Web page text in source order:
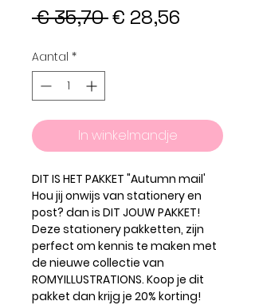
€ 35,70 Normale
€ 28,56
Aantal *
In winkelmandje
DIT IS HET PAKKET "Autumn mail'
Hou jij onwijs van stationery en
post? dan is DIT JOUW PAKKET!
Deze stationery pakketten, zijn
perfect om kennis te maken met
de nieuwe collectie van
ROMYILLUSTRATIONS. Koop je dit
pakket dan krijg je 20% korting!